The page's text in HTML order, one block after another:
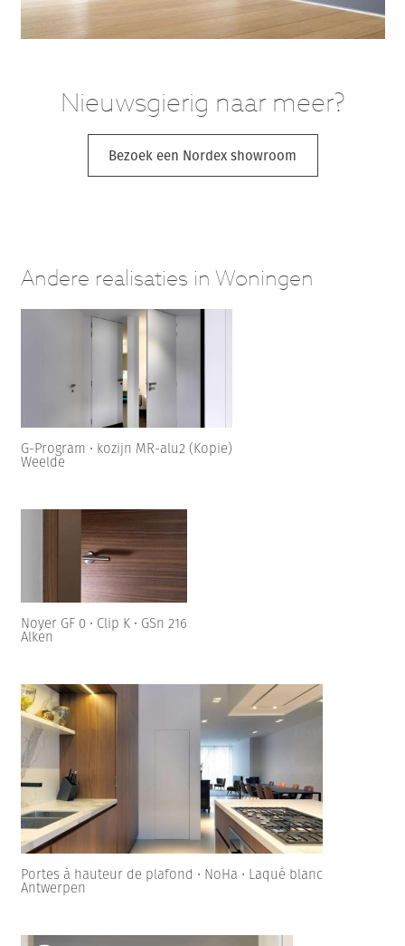
Nieuwsgierig naar meer?
Bezoek een Nordex showroom
Andere realisaties in Woningen
G-Program • kozijn MR-alu2 (Kopie)
Weelde
Noyer GF 0 • Clip K • GSn 216
Alken
Portes à hauteur de plafond • NoHa • Laqué blanc
Antwerpen